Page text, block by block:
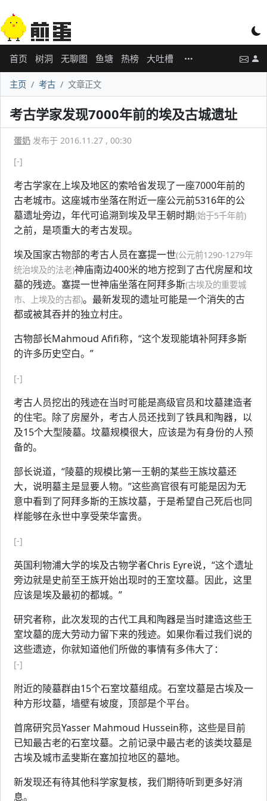
首页 树洞 无聊图 鱼塘 热榜 大吐槽
主页 考古 文章正文
考古学家发现7000年前的埃及古城遗址
蛋奶 发布于 2016.11.27 , 00:30
[-]
考古学家在上埃及地区的索哈省发现了一座7000年前的
古老城市。这座城市坐落在附近一座公元前5316年的公
墓遗址旁边，年代可追溯到埃及早王朝时期(始于5千年前)
之前，是项重大的考古发现。
埃及国家古物部的考古人员在塞提一世(公元前1290-1279年
统治埃及的法老)神庙南边400米的地方挖到了古代房屋和坟
墓的残迹。塞提一世神庙坐落在阿拜多斯(古埃及的重要城
市、上埃及的古都)。最新发现的遗址可能是一个消失的古
都或被其吞并的独立村庄。
古物部长Mahmoud Afifi称，“这个发现能填补阿拜多斯
的许多历史空白。”
[-]
考古人员挖出的残迹在当时可能是高级官员和坟墓建造者
的住宅。除了房屋外，考古人员还找到了铁具和陶器，以
及15个大型陵墓。坟墓规模很大，应该是为有身份的人预
备的。
部长说道，“陵墓的规模比第一王朝的某些王族坟墓还
大，说明墓主是显要人物。”这些高官很有可能是因为无
意中看到了阿拜多斯的王族坟墓，于是希望自己死后也同
样能够在永世中享受荣华富贵。
[-]
英国利物浦大学的埃及古物学者Chris Eyre说，“这个遗址
旁边就是史前至王族开始出现时的王室坟墓。因此，这里
应该是埃及最初的都城。”
研究者称，此次发现的古代工具和陶器是当时建造这些王
室坟墓的庞大劳动力留下来的残迹。如果你看过我们说的
这些遗迹，你就知道他们所做的事情有多伟大了：
[-]
附近的陵墓群由15个石室坟墓组成。石室坟墓是古埃及一
种方形坟墓，墙壁有坡度，顶部是个平台。
首席研究员Yasser Mahmoud Hussein称，这些是目前
已知最古老的石室坟墓。之前记录中最古老的该类坟墓是
古埃及城市孟斐斯在塞加拉地区的墓地。
新发现还有待其他科学家复核，我们期待听到更多好消
息。